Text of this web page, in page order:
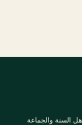
السنة والجماعة